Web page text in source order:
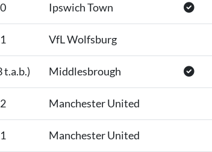
Ipswich Town
VfL Wolfsburg
t.a.b.) Middlesbrough
Manchester United
Manchester United